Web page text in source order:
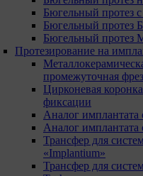
Бюгельный протез
Бюгельный протез
Бюгельный протез
Протезирование на
промежуточная
Цирконевая
фиксации
Аналог
Аналог имплантата
Трансфер для
«Implantium»
Трансфер для